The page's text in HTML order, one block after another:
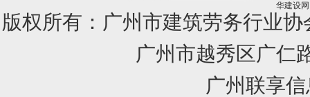
华建设网
版权所有：广州市建筑劳务行业
广州市越秀区广仁
广州联享